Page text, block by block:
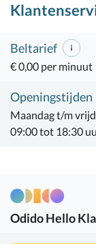
Beltarief
€ 0,00 per minuut
Openingstijden
Maandag t/m
09:00 tot 18:30
OdidoHello